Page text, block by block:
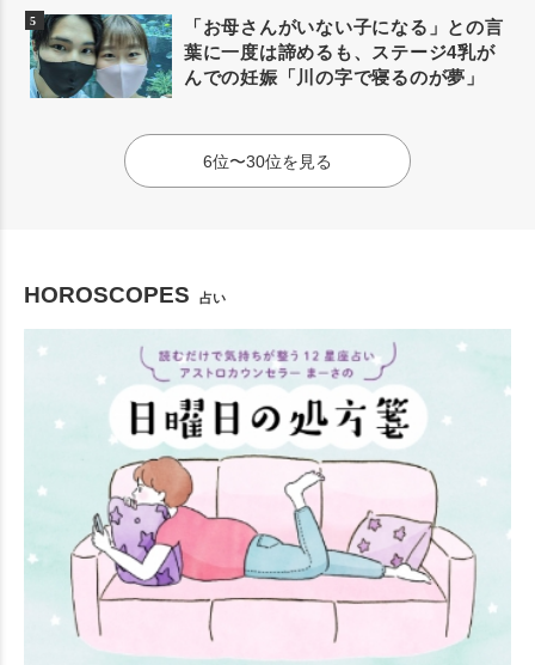
「お母さんがいない子になる」との言
葉に一度は諦めるも、ステージ4乳が
んでの妊娠「川の字で寝るのが夢」
6位〜30位を見る
HOROSCOPES 占い